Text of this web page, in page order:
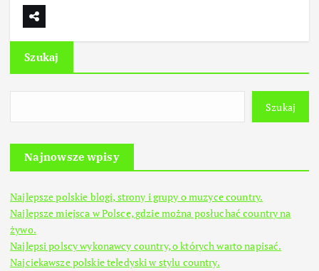
Szukaj
Szukaj
Najnowsze wpisy
Najlepsze polskie blogi, strony i grupy o muzyce country.
Najlepsze miejsca w Polsce, gdzie można posłuchać country na
żywo.
Najlepsi polscy wykonawcy country, o których warto napisać.
Najciekawsze polskie teledyski w stylu country.